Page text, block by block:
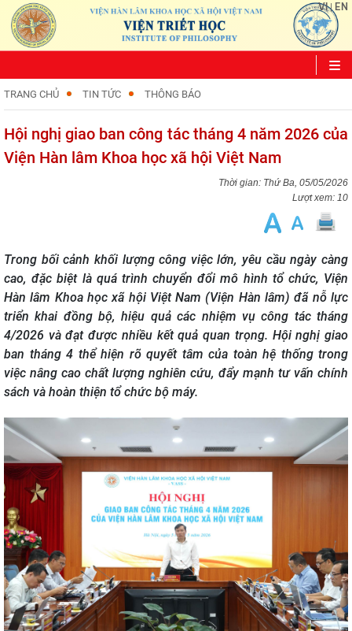
VI| EN
TRANG CHỦ TIN TỨC THÔNG BÁO
Hội nghị giao ban công tác tháng 4 năm 2026 của
Viện Hàn lâm Khoa học xã hội Việt Nam
Thứ Ba, 05/05/2026
Lượt xem: 10
Trong bối cảnh khối lượng công việc lớn, yêu cầu ngày càng
cao, đặc biệt là quá trình chuyển đổi mô hình tổ chức, Viện
Hàn lâm Khoa học xã hội Việt Nam (Viện Hàn lâm) đã nỗ lực
triển khai đồng bộ, hiệu quả các nhiệm vụ công tác tháng
4/2026 và đạt được nhiều kết quả quan trọng. Hội nghị giao
ban tháng 4 thể hiện rõ quyết tâm của toàn hệ thống trong
việc nâng cao chất lượng nghiên cứu, đẩy mạnh tư vấn chính
sách và hoàn thiện tổ chức bộ máy.